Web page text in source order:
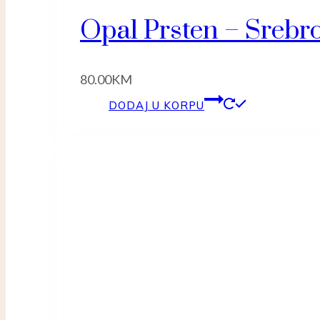
Opal Prsten –
80.00KM
DODAJ U KORPU